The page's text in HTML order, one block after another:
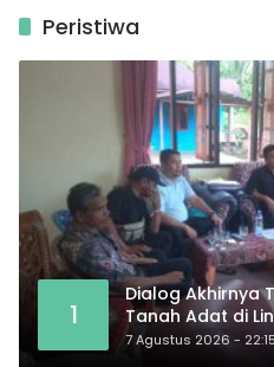
Peristiwa
1
Dialog Akhirnya
Tanah Adat di
Nasional
7 Agustus 2026 -